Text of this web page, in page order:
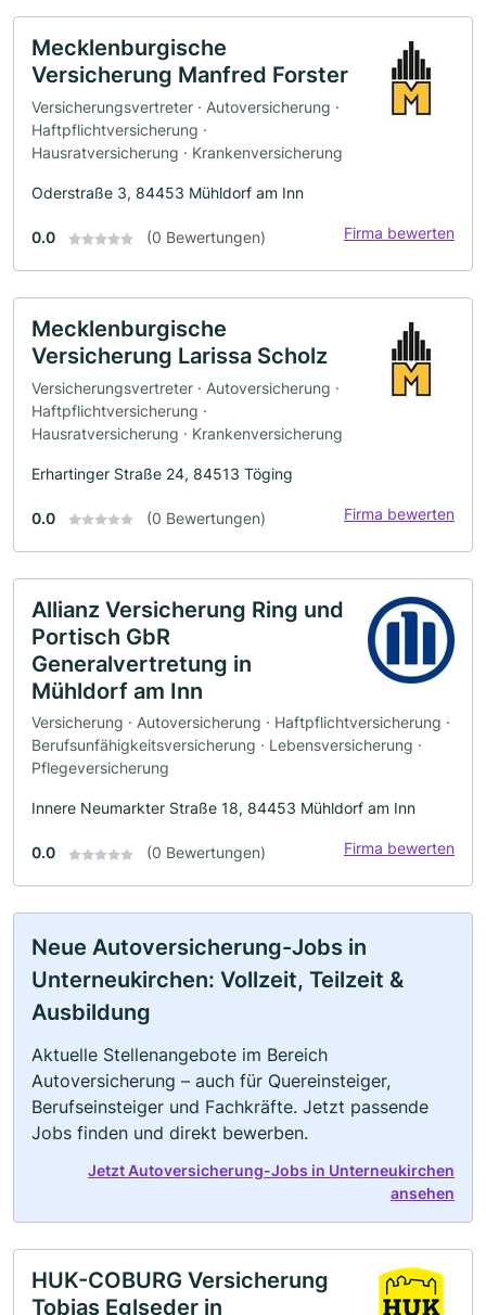
Mecklenburgische
Versicherung Manfred Forster
Versicherungsvertreter · Autoversicherung ·
Haftpflichtversicherung ·
Hausratversicherung · Krankenversicherung
Oderstraße 3, 84453 Mühldorf am Inn
0.0 (0 Bewertungen) Firma bewerten
Mecklenburgische
Versicherung Larissa Scholz
Versicherungsvertreter · Autoversicherung ·
Haftpflichtversicherung ·
Hausratversicherung · Krankenversicherung
Erhartinger Straße 24, 84513 Töging
0.0 (0 Bewertungen) Firma bewerten
Allianz Versicherung Ring und
Portisch GbR
Generalvertretung in
Mühldorf am Inn
Versicherung · Autoversicherung · Haftpflichtversicherung ·
Berufsunfähigkeitsversicherung · Lebensversicherung ·
Pflegeversicherung
Innere Neumarkter Straße 18, 84453 Mühldorf am Inn
0.0 (0 Bewertungen) Firma bewerten
Neue Autoversicherung-Jobs in
Unterneukirchen: Vollzeit, Teilzeit &
Ausbildung
Aktuelle Stellenangebote im Bereich
Autoversicherung – auch für Quereinsteiger,
Berufseinsteiger und Fachkräfte. Jetzt passende
Jobs finden und direkt bewerben.
Jetzt Autoversicherung-Jobs in Unterneukirchen
ansehen
HUK-COBURG Versicherung
Tobias Eglseder in